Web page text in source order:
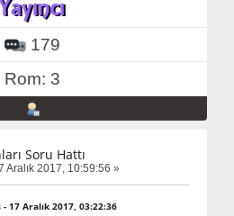
179
Rom: 3
Soru Hattı
Aralık 2017, 10:59:56 »
17 Aralık 2017, 03:22:36